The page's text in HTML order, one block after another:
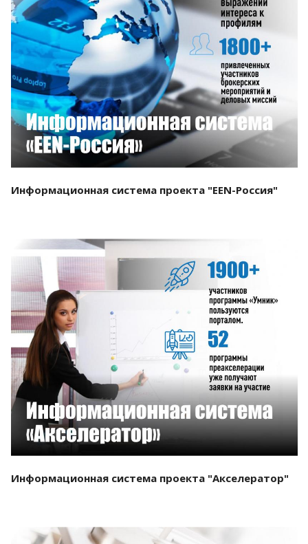
Смотреть проект
Информационная система проекта "EEN-Россия"
Смотреть проект
Информационная система проекта "Акселератор"